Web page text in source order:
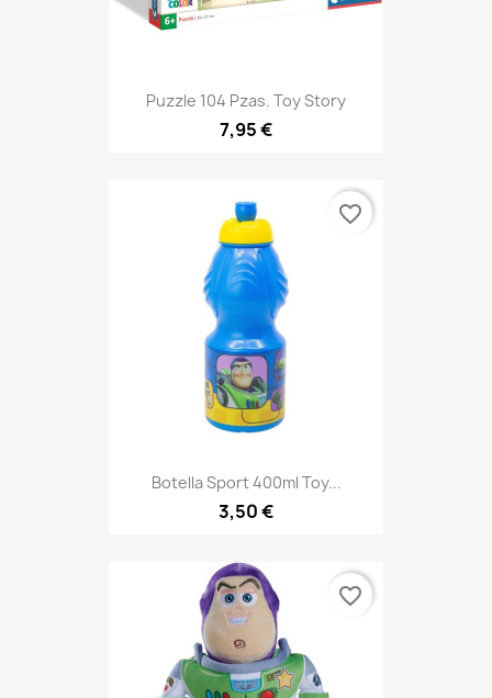
Puzzle 104 Pzas. Toy Story
7,95 €
Botella Sport 400ml Toy...
3,50 €
favorite_border
favorite_border